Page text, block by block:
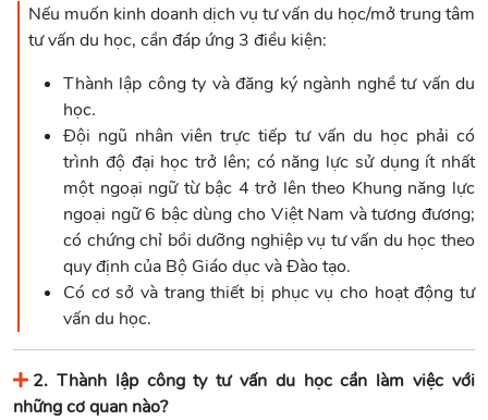
Nếu muốn kinh doanh dịch vụ tư vấn du học/mở trung tâm
tư vấn du học, cần đáp ứng 3 điều kiện:
Thành lập công ty và đăng ký ngành nghề tư vấn du
học.
Đội ngũ nhân viên trực tiếp tư vấn du học phải có
trình độ đại học trở lên; có năng lực sử dụng ít nhất
một ngoại ngữ từ bậc 4 trở lên theo Khung năng lực
ngoại ngữ 6 bậc dùng cho Việt Nam và tương đương;
có chứng chỉ bồi dưỡng nghiệp vụ tư vấn du học theo
quy định của Bộ Giáo dục và Đào tạo.
Có cơ sở và trang thiết bị phục vụ cho hoạt động tư
vấn du học.
2. Thành lập công ty tư vấn du học cần làm việc với
những cơ quan nào?